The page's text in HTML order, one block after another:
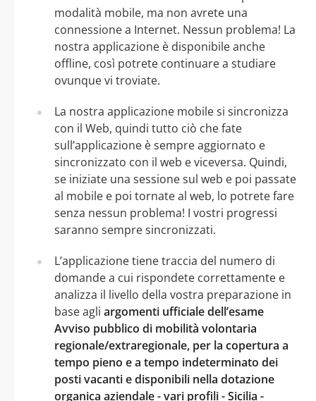
modalità mobile, ma non avrete una
connessione a Internet. Nessun problema! La
nostra applicazione è disponibile anche
offline, così potrete continuare a studiare
ovunque vi troviate.
La nostra applicazione mobile si sincronizza
con il Web, quindi tutto ciò che fate
sull’applicazione è sempre aggiornato e
sincronizzato con il web e viceversa. Quindi,
se iniziate una sessione sul web e poi passate
al mobile e poi tornate al web, lo potrete fare
senza nessun problema! I vostri progressi
saranno sempre sincronizzati.
L’applicazione tiene traccia del numero di
domande a cui rispondete correttamente e
analizza il livello della vostra preparazione in
base agli argomenti ufficiale dell’esame
Avviso pubblico di mobilità volontaria
regionale/extraregionale, per la copertura a
tempo pieno e a tempo indeterminato dei
posti vacanti e disponibili nella dotazione
organica aziendale - vari profili - Sicilia -